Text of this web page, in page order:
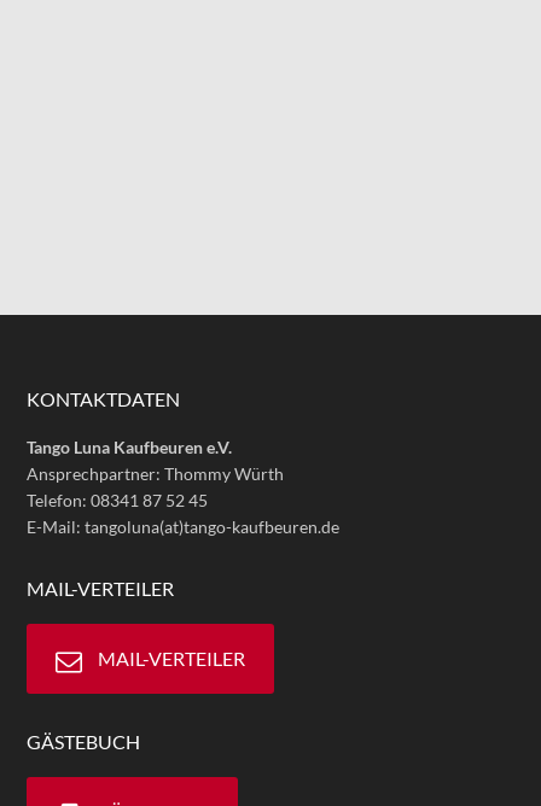
KONTAKTDATEN
Tango Luna Kaufbeuren e.V.
Ansprechpartner: Thommy Würth
Telefon: 08341 87 52 45
E-Mail: tangoluna(at)tango-kaufbeuren.de
MAIL-VERTEILER
MAIL-VERTEILER
GÄSTEBUCH